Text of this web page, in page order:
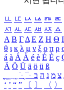
ㅥ ㅦ ㅧ ㅨ ㅩ ㅪ
ㅺ ㅻ ㅼ ㅽ ㅾ ㅿ
Α Β ΓΔ Ε Ζ Η Θ Ι
θ ι κ λ μ ν ξ ο π ρ
á à Á À é è É È ç
Ä Ö Ü ä ö ü ß
ִֶֹ ֻּ ׁׂ צ מ נ ה ב
‘ ’ “ ” 〔 〕 〈 〉